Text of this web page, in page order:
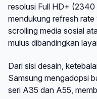
resolusi Full HD+
mendukung refresh
scrolling media sosial
mulus dibandingkan
Dari sisi desain,
Samsung mengadopsi
seri A35 dan A55,